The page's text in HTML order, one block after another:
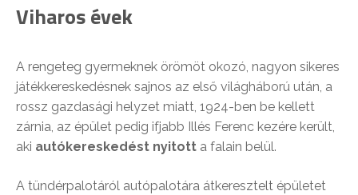
Viharos évek
A rengeteg gyermeknek örömöt okozó, nagyon sikeres
játékkereskedésnek sajnos az első világháború után, a
rossz gazdasági helyzet miatt, 1924-ben be kellett
zárnia, az épület pedig ifjabb Illés Ferenc kezére került,
aki autókereskedést nyitott a falain belül.
A tündérpalotáról autópalotára átkeresztelt épületet